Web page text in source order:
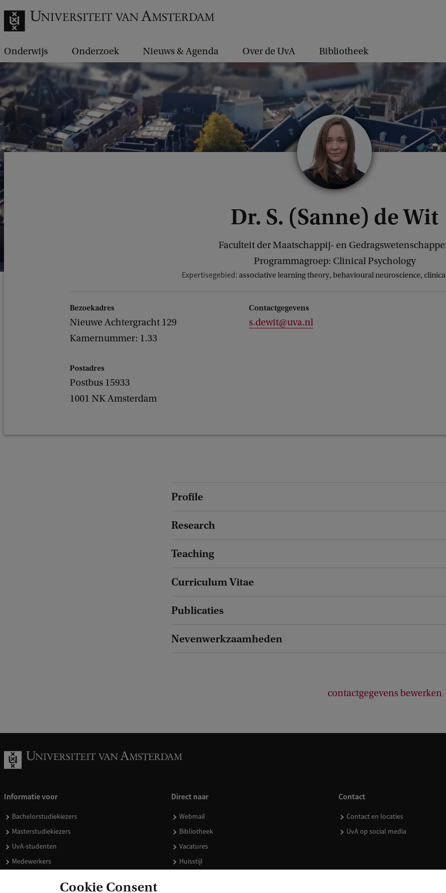
Onderwijs Onderzoek Nieuws & Agenda Over de UvA Bibliotheek
Dr. S. (Sanne) de Wit
Faculteit der Maatschappij- en
Programmagroep: Clinical Psychology
Expertisegebied: associative learning theory, behavioural neuroscience,
Bezoekadres
Nieuwe Achtergracht 129
Kamernummer: 1.33
Postadres
Postbus 15933
1001 NK Amsterdam
Contactgegevens
s.dewit@uva.nl
Profile
Research
Teaching
Curriculum Vitae
Publicaties
Nevenwerkzaamheden
contactgegevens bewerken
Informatie voor
Bachelorstudiekiezers
Masterstudiekiezers
UvA-studenten
Medewerkers
Direct naar
Webmail
Bibliotheek
Vacatures
Huisstijl
Contact
Contact en locaties
UvA op social media
Cookie Consent